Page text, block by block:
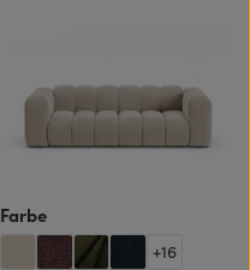
Farbeauswählen
+16